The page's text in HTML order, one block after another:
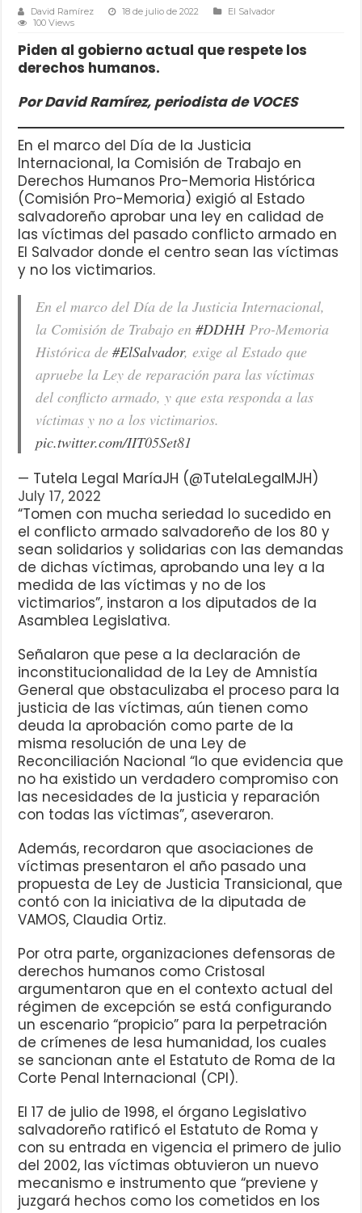
David Ramírez 18 de julio de 2022
El Salvador
100 Views
Piden al gobierno actual que respete los
derechos humanos.
Por David Ramírez, periodista de VOCES
En el marco del Día de la Justicia
Internacional, la Comisión de Trabajo en
Derechos Humanos Pro-Memoria Histórica
(Comisión Pro-Memoria) exigió al Estado
salvadoreño aprobar una ley en calidad de
las víctimas del pasado conflicto armado en
El Salvador donde el centro sean las víctimas
y no los victimarios.
En el marco del Día de la Justicia Internacional,
la Comisión de Trabajo en#DDHHPro-Memoria
Histórica de#ElSalvador, exige al Estado que
apruebe la Ley de reparación para las víctimas
del conflicto armado, y que esta responda a las
víctimas y no a los victimarios.
pic.twitter.com/IIT05Set81
— Tutela Legal MaríaJH (@TutelaLegalMJH)
July 17, 2022
“Tomen con mucha seriedad lo sucedido en
el conflicto armado salvadoreño de los 80 y
sean solidarios y solidarias con las demandas
de dichas víctimas, aprobando una ley a la
medida de las víctimas y no de los
victimarios”, instaron a los diputados de la
Asamblea Legislativa.
Señalaron que pese a la declaración de
inconstitucionalidad de la Ley de Amnistía
General que obstaculizaba el proceso para la
justicia de las víctimas, aún tienen como
deuda la aprobación como parte de la
misma resolución de una Ley de
Reconciliación Nacional “lo que evidencia que
no ha existido un verdadero compromiso con
las necesidades de la justicia y reparación
con todas las víctimas”, aseveraron.
Además, recordaron que asociaciones de
víctimas presentaron el año pasado una
propuesta de Ley de Justicia Transicional, que
contó con la iniciativa de la diputada de
VAMOS, Claudia Ortiz.
Por otra parte, organizaciones defensoras de
derechos humanos como Cristosal
argumentaron que en el contexto actual del
régimen de excepción se está configurando
un escenario “propicio” para la perpetración
de crímenes de lesa humanidad, los cuales
se sancionan ante el Estatuto de Roma de la
Corte Penal Internacional (CPI).
El 17 de julio de 1998, el órgano Legislativo
salvadoreño ratificó el Estatuto de Roma y
con su entrada en vigencia el primero de julio
del 2002, las víctimas obtuvieron un nuevo
mecanismo e instrumento que “previene y
juzgará hechos como los cometidos en los